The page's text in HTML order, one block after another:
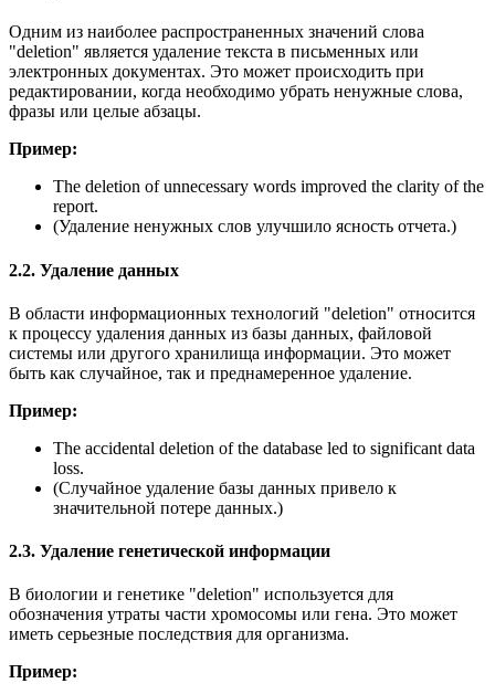
Одним из наиболее распространенных значений слова
"deletion" является удаление текста в письменных или
электронных документах. Это может происходить при
редактировании, когда необходимо убрать ненужные слова,
фразы или целые абзацы.
Пример:
The deletion of unnecessary words improved the clarity of the
report.
(Удаление ненужных слов улучшило ясность отчета.)
2.2. Удаление данных
В области информационных технологий "deletion" относится
к процессу удаления данных из базы данных, файловой
системы или другого хранилища информации. Это может
быть как случайное, так и преднамеренное удаление.
Пример:
The accidental deletion of the database led to significant data
loss.
(Случайное удаление базы данных привело к
значительной потере данных.)
2.3. Удаление генетической информации
В биологии и генетике "deletion" используется для
обозначения утраты части хромосомы или гена. Это может
иметь серьезные последствия для организма.
Пример: